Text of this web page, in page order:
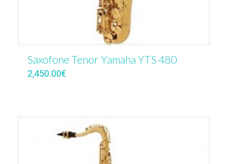
Saxofone Tenor Yamaha YTS 480
2,450.00€